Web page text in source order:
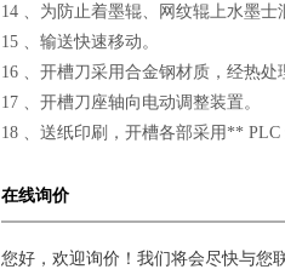
14 、为防止着墨辊、网纹辊上水墨
15 、输送快速移动。
16 、开槽刀采用合金钢材质，经热处
17 、开槽刀座轴向电动调整装置。
18 、送纸印刷，开槽各部采用** PLC
在线询价
您好，欢迎询价！我们将会尽快与您